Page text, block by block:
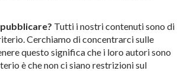
Tutti i nostri contenuti sono di
Cerchiamo di concentrarci sulle
questo significa che i loro autori sono
è che non ci siano restrizioni sul